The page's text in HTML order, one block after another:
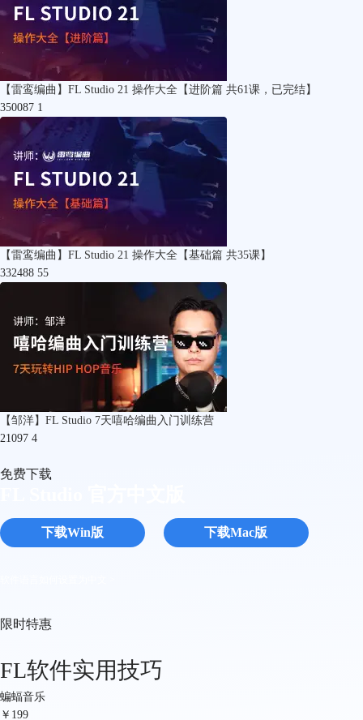
【雷鸾编曲】FL Studio 21 操作大全【进阶篇 共61课，已完结】
350087 1
【雷鸾编曲】FL Studio 21 操作大全【基础篇 共35课】
332488 55
【邹洋】FL Studio 7天嘻哈编曲入门训练营
21097 4
免费下载
下载Win版 下载Mac版
限时特惠
FL软件实用技巧
蝙蝠音乐
￥ 199